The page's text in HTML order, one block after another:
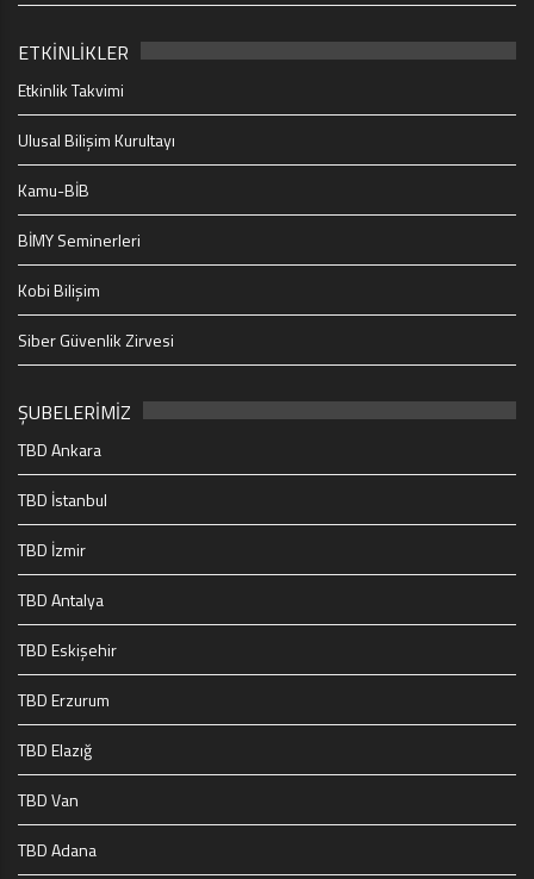
ETKİNLİKLER
Etkinlik Takvimi
Ulusal Bilişim Kurultayı
Kamu-BİB
BİMY Seminerleri
Kobi Bilişim
Siber Güvenlik Zirvesi
ŞUBELERİMİZ
TBD Ankara
TBD İstanbul
TBD İzmir
TBD Antalya
TBD Eskişehir
TBD Erzurum
TBD Elazığ
TBD Van
TBD Adana